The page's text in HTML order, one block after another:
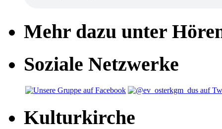
Mehr dazu unter
Soziale Netzwerke
Kulturkirche